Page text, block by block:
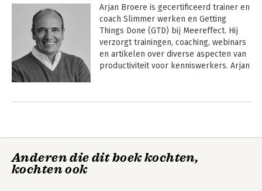
Arjan Broere is gecertificeerd trainer en
coach Slimmer werken en Getting
Things Done (GTD) bij Meereffect. Hij
verzorgt trainingen, coaching, webinars
en artikelen over diverse aspecten van
productiviteit voor kenniswerkers. Arjan
werken.
Andere boeken door Arjan Broere
Anderen die dit boek kochten,
kochten ook